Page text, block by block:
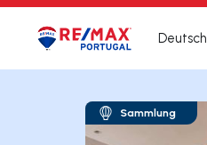
Logo Zur Startseite
Deutsch
Sammlung